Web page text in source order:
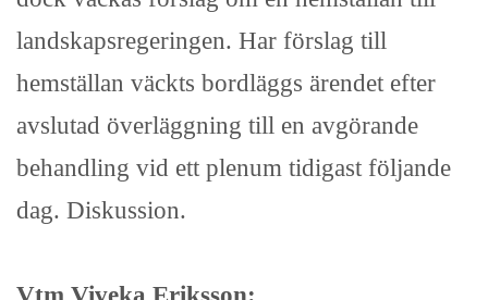
landskapsregeringen. Har förslag till
hemställan väckts bordläggs ärendet efter
avslutad överläggning till en avgörande
behandling vid ett plenum tidigast följande
dag. Diskussion.
Vtm Viveka Eriksson: